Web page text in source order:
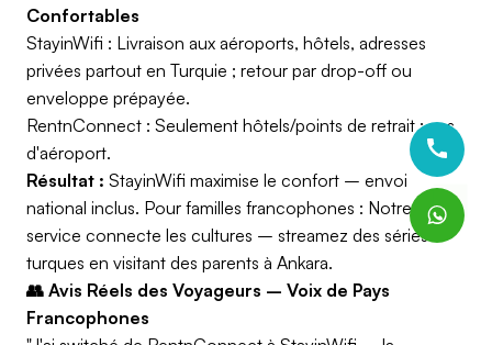
Confortables
StayinWifi : Livraison aux aéroports, hôtels, adresses
privées partout en Turquie ; retour par drop-off ou
enveloppe prépayée.
RentnConnect : Seulement hôtels/points de retrait ; pas
d'aéroport.
Résultat : StayinWifi maximise le confort – envoi
national inclus. Pour familles francophones : Notre
service connecte les cultures – streamez des séries
turques en visitant des parents à Ankara.
👥 Avis Réels des Voyageurs – Voix de Pays
Francophones